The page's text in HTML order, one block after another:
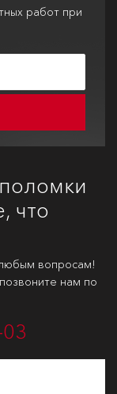
работ при
что
вопросам!
нам по